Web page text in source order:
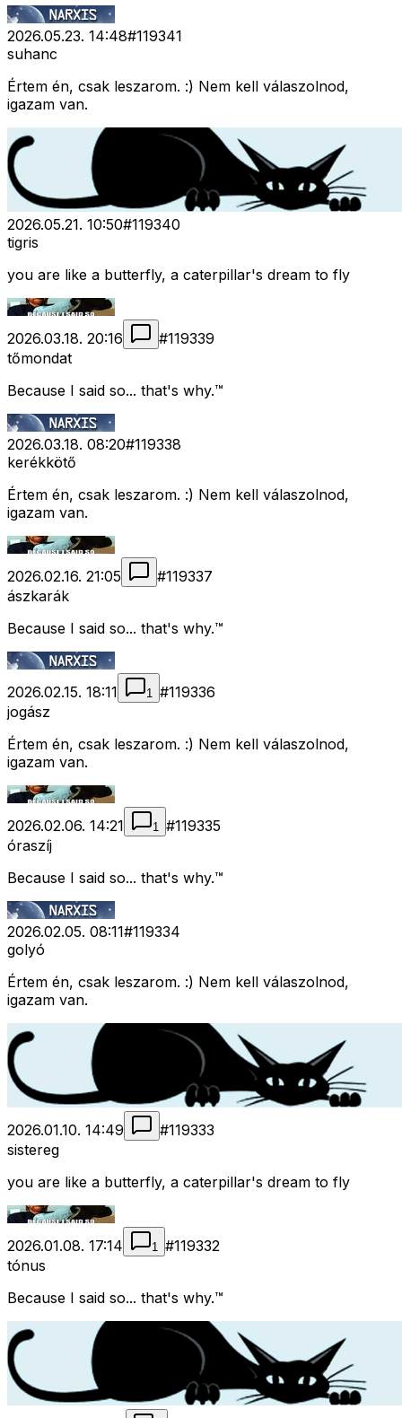
2026.05.23. 14:48#119341
suhanc
Értem én, csak leszarom. :) Nem kell válaszolnod,
igazam van.
2026.05.21. 10:50#119340
tigris
you are like a butterfly, a caterpillar's dream to fly
2026.03.18. 20:16 #119339
tőmondat
Because I said so... that's why.™
2026.03.18. 08:20#119338
kerékkötő
Értem én, csak leszarom. :) Nem kell válaszolnod,
igazam van.
2026.02.16. 21:05 #119337
ászkarák
Because I said so... that's why.™
2026.02.15. 18:11 1 #119336
jogász
Értem én, csak leszarom. :) Nem kell válaszolnod,
igazam van.
2026.02.06. 14:21 1 #119335
óraszíj
Because I said so... that's why.™
2026.02.05. 08:11#119334
golyó
Értem én, csak leszarom. :) Nem kell válaszolnod,
igazam van.
2026.01.10. 14:49 #119333
sistereg
you are like a butterfly, a caterpillar's dream to fly
2026.01.08. 17:14 1 #119332
tónus
Because I said so... that's why.™